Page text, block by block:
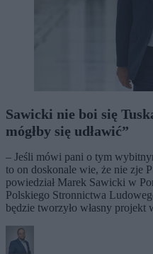
Sawicki nie boi się
mógłby się udławić”
– Jeśli mówi pani o tym
to on doskonale wie, że nie zje
powiedział Marek Sawicki w
Polskiego Stronnictwa
będzie tworzyło własny projekt